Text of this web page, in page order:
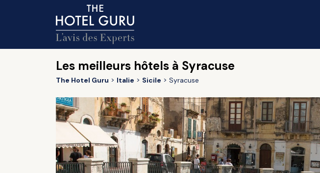
Les meilleurs hôtels à Syracuse
The Hotel Guru Italie Sicile Syracuse